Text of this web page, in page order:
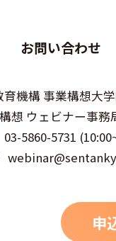
申
お問い合わせ
機構 事業構想大
構想 ウェビナー事務
5860-5731